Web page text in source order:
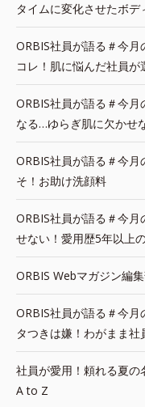
タイムに変化させたボデ
ORBIS社員が語る＃今
コレ！肌に悩んだ社員が
ORBIS社員が語る＃今
なる…ゆらぎ肌に欠かせ
ORBIS社員が語る＃今
そ！お助け洗顔料
ORBIS社員が語る＃今
せない！愛用歴5年以上
ORBIS Webマガジン編
ORBIS社員が語る＃今
タつきは嫌！わがまま社
社員が愛用！頼れる夏
A to Z